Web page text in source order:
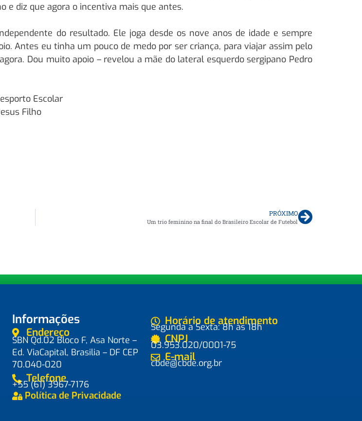
e diz que agora o incentiva mais que antes.
do resultado. Ele joga desde os nove anos de idade e sempre
Antes eu tinha um pouco de medo por ser criança, para viajar assim pelo
Dou muito apoio – revelou a mãe do lateral esquerdo sergipano Pedro
Escolar
Filho
PRÓXIMO
Um trio feminino na final do Brasileiro Escolar de Futebol
Informações
Endereço
SBN Qd.02 Bloco F, Asa Norte –
Ed. ViaCapital, Brasilia – DF CEP
70.040-020
Telefone
+55 (61) 3967-7176
Política de Privacidade
Horário de atendimento
Segunda a Sexta: 8h às 18h
CNPJ
03.953.020/0001-75
E-mail
cbde@cbde.org.br